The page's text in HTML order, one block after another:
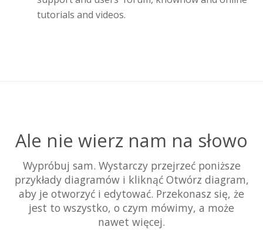
tutorials and videos.
Ale nie wierz nam na słowo
Wypróbuj sam. Wystarczy przejrzeć poniższe
przykłady diagramów i kliknąć Otwórz diagram,
aby je otworzyć i edytować. Przekonasz się, że
jest to wszystko, o czym mówimy, a może
nawet więcej.